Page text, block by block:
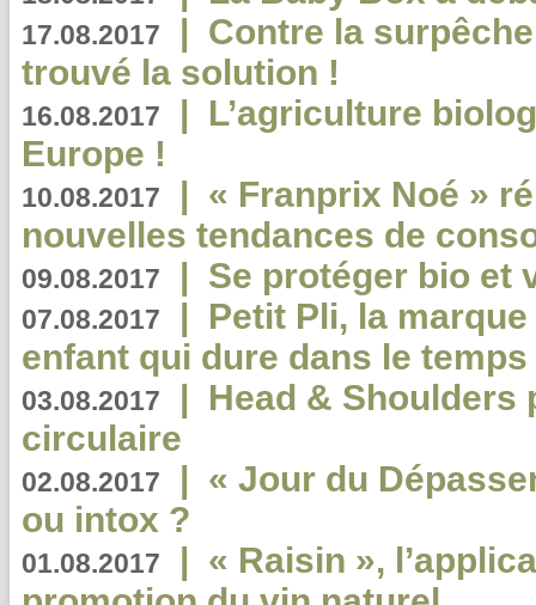
17.08.2017 | Contre la
trouvé la solution !
16.08.2017 | L’agriculture
Europe !
10.08.2017 | « Franprix Noé »
nouvelles tendances de
09.08.2017 | Se protéger bio et
07.08.2017 | Petit Pli, la
enfant qui dure dans le temps
03.08.2017 | Head & Shoulders
circulaire
02.08.2017 | « Jour du
ou intox ?
01.08.2017 | « Raisin »,